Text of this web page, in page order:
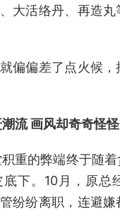
大活络丹、再造丸
偏偏差了点火候，
流 画风却奇奇怪
重的弊端终于随
下。10月，原总
纷纷离职，连避